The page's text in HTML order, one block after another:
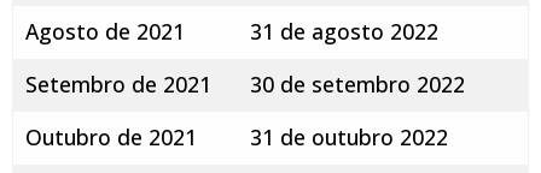
Agosto de 2021
31 de agosto 2022
Setembro de 2021
30 de setembro 2022
Outubro de 2021
31 de outubro 2022